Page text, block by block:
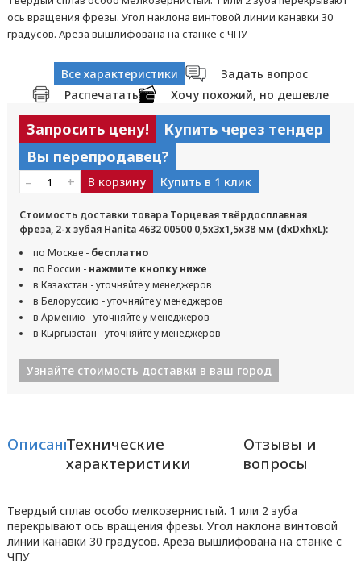
ось вращения фрезы. Угол наклона винтовой линии канавки 30
градусов. Aреза вышлифована на станке с ЧПУ
Все характеристики
Задать вопрос
Распечатать
Хочу похожий, но дешевле
Запросить цену!
Купить через тендер
Вы перепродавец?
– + В корзину Купить в 1 клик
Стоимость доставки товара Торцевая твёрдосплавная
фреза, 2-х зубая Hanita 4632 00500 0,5x3x1,5x38 мм (dxDxhxL):
по Москве - бесплатно
по России - нажмите кнопку ниже
в Казахстан - уточняйте у менеджеров
в Белоруссию - уточняйте у менеджеров
в Армению - уточняйте у менеджеров
в Кыргызстан - уточняйте у менеджеров
Узнайте стоимость доставки в ваш город
ОписаниеТехнические
характеристики
Отзывы и
вопросы
Твердый сплав особо мелкозернистый. 1 или 2 зуба
перекрывают ось вращения фрезы. Угол наклона винтовой
линии канавки 30 градусов. Aреза вышлифована на станке с
ЧПУ